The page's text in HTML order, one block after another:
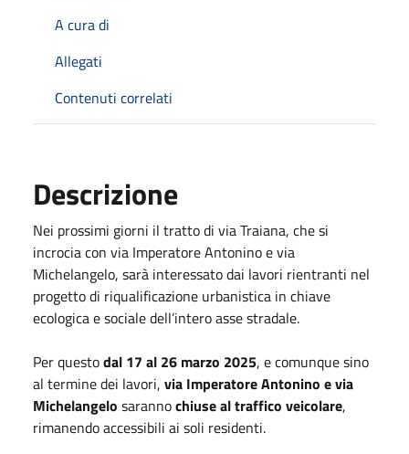
A cura di
Allegati
Contenuti correlati
Descrizione
Nei prossimi giorni il tratto di via Traiana, che si
incrocia con via Imperatore Antonino e via
Michelangelo, sarà interessato dai lavori rientranti nel
progetto di riqualificazione urbanistica in chiave
ecologica e sociale dell’intero asse stradale.
Per questodal 17 al 26 marzo 2025, e comunque sino
al termine dei lavori, via Imperatore Antonino e via
Michelangelo sarannochiuse al traffico veicolare,
rimanendo accessibili ai soli residenti.